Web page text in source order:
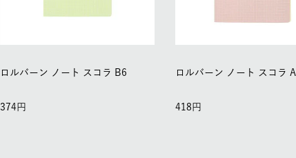
ロルバーン ノート スコラ B6
374
ロルバーン ノート スコラ
418